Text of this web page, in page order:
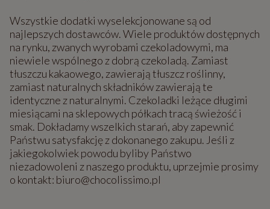
Wszystkie dodatki wyselekcjonowane są od
najlepszych dostawców. Wiele produktów dostępnych
na rynku, zwanych wyrobami czekoladowymi, ma
niewiele wspólnego z dobrą czekoladą. Zamiast
tłuszczu kakaowego, zawierają tłuszcz roślinny,
zamiast naturalnych składników zawierają te
identyczne z naturalnymi. Czekoladki leżące długimi
miesiącami na sklepowych półkach tracą świeżość i
smak. Dokładamy wszelkich starań, aby zapewnić
Państwu satysfakcję z dokonanego zakupu. Jeśli z
jakiegokolwiek powodu byliby Państwo
niezadowoleni z naszego produktu, uprzejmie prosimy
o kontakt: biuro@chocolissimo.pl